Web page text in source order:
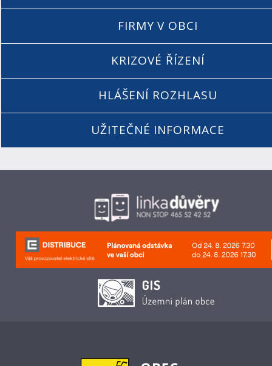
FIRMY V OBCI
KRIZOVÉ ŘÍZENÍ
HLÁŠENÍ ROZHLASU
UŽITEČNÉ INFORMACE